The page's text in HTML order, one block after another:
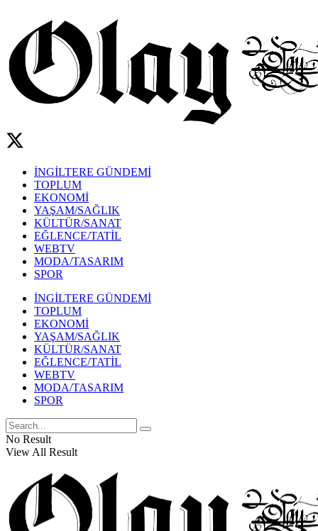
İNGİLTERE GÜNDEMİ
TOPLUM
EKONOMİ
YAŞAM/SAĞLIK
KÜLTÜR/SANAT
EĞLENCE/TATİL
WEBTV
MODA/TASARIM
SPOR
İNGİLTERE GÜNDEMİ
TOPLUM
EKONOMİ
YAŞAM/SAĞLIK
KÜLTÜR/SANAT
EĞLENCE/TATİL
WEBTV
MODA/TASARIM
SPOR
No Result
View All Result